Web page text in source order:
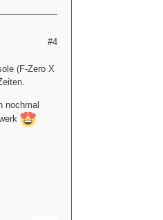
#4
(F-Zero X
nochmal